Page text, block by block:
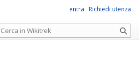
entra Richiedi utenza